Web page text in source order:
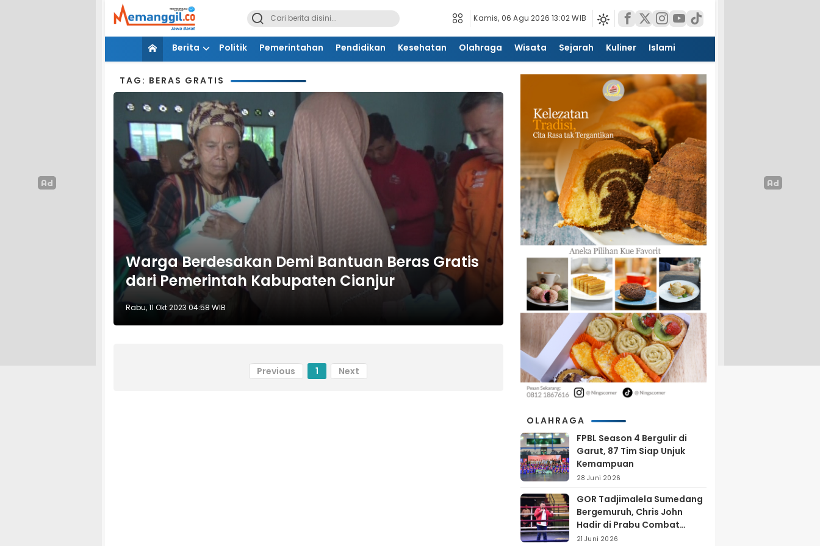
Kamis, 06 Agu 2026 13:02 WIB
Berita Politik Pemerintahan Pendidikan Kesehatan Olahraga Wisata Sejarah Kuliner Islami
TAG: BERAS GRATIS
Warga Berdesakan Demi Bantuan Beras Gratis
dari Pemerintah Kabupaten Cianjur
Rabu, 11 Okt 2023 04:58 WIB
Previous 1 Next
OLAHRAGA
FPBL Season 4 Bergulir di
Garut, 87 Tim Siap Unjuk
Kemampuan
28 Juni 2026
GOR Tadjimalela Sumedang
Bergemuruh, Chris John
Hadir di Prabu Combat
Series 2026
21 Juni 2026